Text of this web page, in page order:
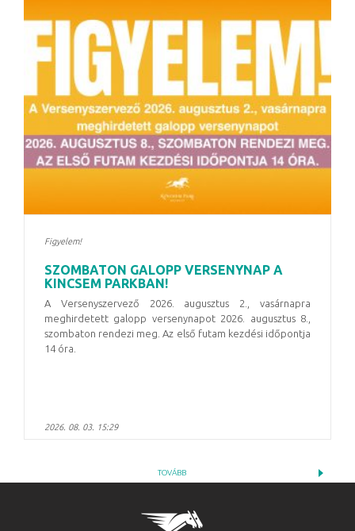
Figyelem!
SZOMBATON GALOPP VERSENYNAP A
KINCSEM PARKBAN!
A Versenyszervező 2026. augusztus 2., vasárnapra
meghirdetett galopp versenynapot 2026. augusztus 8.,
szombaton rendezi meg. Az első futam kezdési időpontja
14 óra
2026. 08. 03. 15:29
TOVÁBB